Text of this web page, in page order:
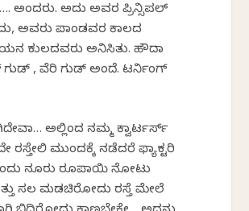
ಅಂದರು. ಅದು ಅವರ ಪ್ರಿನ್ಸಿಪಲ್
ಅವರು ಪಾಂಡವರ ಕಾಲದ
ಕುಲದವರು ಅನಿಸಿತು. ಹೌದಾ
ಗುಡ್ , ವೆರಿ ಗುಡ್ ಅಂದೆ. ಟರ್ನಿಂಗ್
ಅಲ್ಲಿಂದ ನಮ್ಮ ಕ್ವಾರ್ಟರ್ಸ್
ರಸ್ತೇಲಿ ಮುಂದಕ್ಕೆ ನಡೆದರೆ ಫ್ಯಾಕ್ಟರಿ
ನೂರು ರೂಪಾಯಿ ನೋಟು
ಸಲ ಮಡಚಿರೋದು ರಸ್ತೆ ಮೇಲೆ